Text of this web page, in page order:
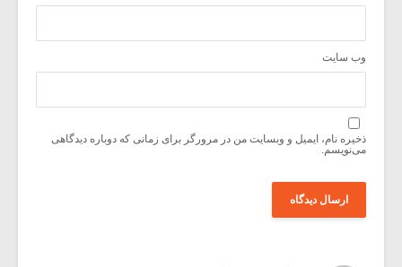
وب‌ سایت
ذخیره نام، ایمیل و وبسایت من در مرورگر برای زمانی که دوباره دیدگاهی
می‌نویسم.